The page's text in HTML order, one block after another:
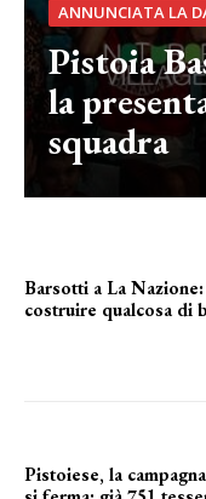
ANNUNCIATA LA
Pistoia
la
squadra
Barsotti a La
costruire qualcosa di
Pistoiese, la